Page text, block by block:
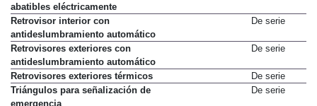
abatibles eléctricamente
Retrovisor interior con
antideslumbramiento automático
De serie
Retrovisores exteriores con
antideslumbramiento automático
De serie
Retrovisores exteriores térmicos
De serie
Triángulos para señalización de
emergencia
De serie